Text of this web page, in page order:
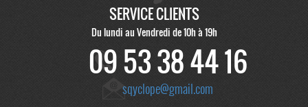
SERVICE CLIENTS
Du lundi au Vendredi de 10h à 19h
09 53 38 44 16
sqyclope@gmail.com